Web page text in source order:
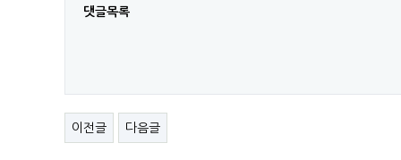
댓글목록
이전글 다음글